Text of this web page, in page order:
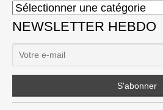
Catégories
NEWSLETTER HEBDO